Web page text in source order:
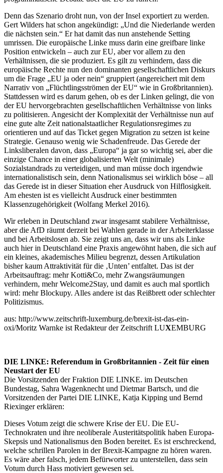
Denn das Szenario droht nun, von der Insel exportiert zu werden.
Gert Wilders hat schon angekündigt: „Und die Niederlande werden
die nächsten sein.“ Er hat damit das nun anstehende Setting
umrissen. Die europäische Linke muss darin eine greifbare linke
Position entwickeln – auch zur EU, aber vor allem zu den
Verhältnissen, die sie produziert. Es gilt zu verhindern, dass die
europäische Rechte nun den dominanten gesellschaftlichen Diskurs
um die Frage „EU ja oder nein“ gruppiert (angereichert mit dem
Narrativ von „Flüchtlingsströmen der EU“ wie in Großbritannien).
Stattdessen wird es darum gehen, ob es der Linken gelingt, die von
der EU hervorgebrachten gesellschaftlichen Verhältnisse von links
zu politisieren. Angesicht der Komplexität der Verhältnisse nun auf
eine gute alte Zeit nationalstaatlicher Regulationsregimes zu
orientieren und auf das Ticket gegen Migration zu setzen ist keine
Strategie. Genauso wenig wie Schadenfreude. Das Gerede der
Linksliberalen davon, dass „Europa“ ja gar so wichtig sei, aber die
einzige Chance in einer globalisierten Welt (minimale)
Sozialstandrads zu verteidigen, und man müsse doch irgendwie
internationalistisch sein, denn Nationalismus sei wirklich böse – all
das Gerede ist in dieser Situation eher Ausdruck von Hilflosigkeit.
Am ehesten ist es vielleicht Ausdruck einer bestimmten
Klassenzugehörigkeit (Wolfang Merkel 2016).
Wir erleben in Deutschland zwar insgesamt stabilere Verhältnisse,
aber die AfD räumt derzeit bei Wahlen gerade in der Arbeiterklasse
und bei Arbeitslosen ab. Sie zeigt uns an, dass wir uns als Linke
auch hier in Deutschland eine Praxis angewöhnt haben, die sich auf
ein kleines, akademisches Milieu begrenzt, dessen Artikulation
bisher kaum Attraktivität für die ‚Unten’ entfaltet. Das ist der
Arbeitsauftrag: mehr Kotti&Co, mehr Zwangsräumungen
verhindern, mehr Welcome2Stay, und damit es auch mal sportlich
wird: mehr Blockupy. Alles andere ist das Reißbrett oder schlechter
Politizismus.
aus: http://www.zeitschrift-luxemburg.de/brexit-ist-das-ein-
oxi/Moritz Warnke ist Redakteur der Zeitschrift LUXEMBURG
DIE LINKE: Referendum in Großbritannien - Zeit für einen
Neustart der EU
Die Vorsitzenden der Fraktion DIE LINKE. im Deutschen
Bundestag, Sahra Wagenknecht und Dietmar Bartsch, und die
Vorsitzenden der Partei DIE LINKE, Katja Kipping und Bernd
Riexinger erklären:
Dieses Votum zeigt die schwere Krise der EU. Die EU-
Technokraten und ihre neoliberale Austeritätspolitik haben Europa-
Skepsis und Nationalismus den Boden bereitet. Es ist erschreckend,
welche schrillen Parolen in der Brexit-Kampagne zu hören waren.
Es wäre aber falsch, jedem Befürworter zu unterstellen, dass sein
Votum durch Hass motiviert gewesen sei.